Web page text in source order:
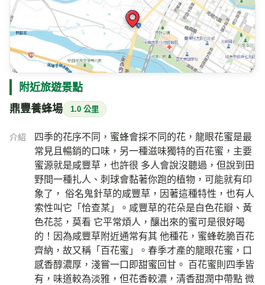
附近旅遊景點
鼎豐養蜂場 1.0 公里
介紹
四季的花序不同，蜜蜂會採不同的花，龍眼花蜜是最
常見且暢銷的口味，另一種滋味獨特的百花蜜，主要
蜜源就是咸豐草，也許很 多人會說沒聽過，但說到田
野間一種扎人、刺球會黏著你跑的植物，可能就有印
象了， 俗名鬼針草的咸豐草，因著這種特性，也有人
索性叫它「恰查某」。咸豐草的花朵是白色花瓣、黃
色花蕊，莫看 它平常煩人，釀出來的蜜可是很好喝
的！因為咸豐草附近通常有其 他種花，蜜蜂乾脆百花
齊納，故又稱「百花蜜」。春季才產的龍眼花蜜，口
感香醇濃厚，淺嘗一口即甜蜜回甘。 百花蜜則四季皆
有，味道較為淡雅，但花香較濃，清香甜潤中帶點 微